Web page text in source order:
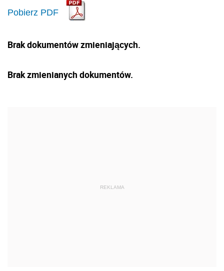
Pobierz PDF
Brak dokumentów zmieniających.
Brak zmienianych dokumentów.